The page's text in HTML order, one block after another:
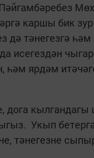
каршы бик
дә тәнегезгә
исегездән
һәм ярдәм
дога
Укып
тәнегезне